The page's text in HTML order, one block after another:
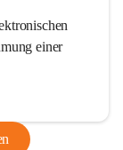
einer